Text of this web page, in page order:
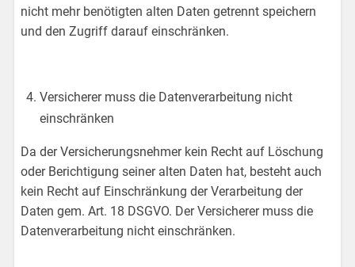
nicht mehr benötigten alten Daten getrennt speichern
und den Zugriff darauf einschränken.
Versicherer muss die Datenverarbeitung nicht
einschränken
Da der Versicherungsnehmer kein Recht auf Löschung
oder Berichtigung seiner alten Daten hat, besteht auch
kein Recht auf Einschränkung der Verarbeitung der
Daten gem. Art. 18 DSGVO. Der Versicherer muss die
Datenverarbeitung nicht einschränken.